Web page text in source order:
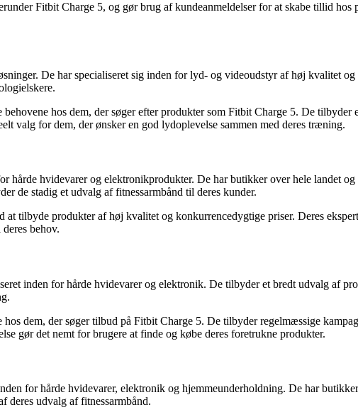
Fitbit Charge 5, og gør brug af kundeanmeldelser for at skabe tillid
De har specialiseret sig inden for lyd- og videoudstyr af høj kvalitet
hos dem, der søger efter produkter som Fitbit Charge 5. De
valg for dem, der ønsker en god lydoplevelse sammen med deres træning.
hårde hvidevarer og elektronikprodukter. De har butikker over hele landet
de stadig et udvalg af fitnessarmbånd til deres kunder.
at tilbyde produkter af høj kvalitet og konkurrencedygtige priser. Deres
behov.
inden for hårde hvidevarer og elektronik. De tilbyder et bredt udvalg af
dem, der søger tilbud på Fitbit Charge 5. De tilbyder regelmæssige
gør det nemt for brugere at finde og købe deres foretrukne produkter.
for hårde hvidevarer, elektronik og hjemmeunderholdning. De har
deres udvalg af fitnessarmbånd.